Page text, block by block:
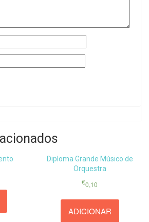
Diploma Grande Músico de
Orquestra
€0,10
ADICIONAR